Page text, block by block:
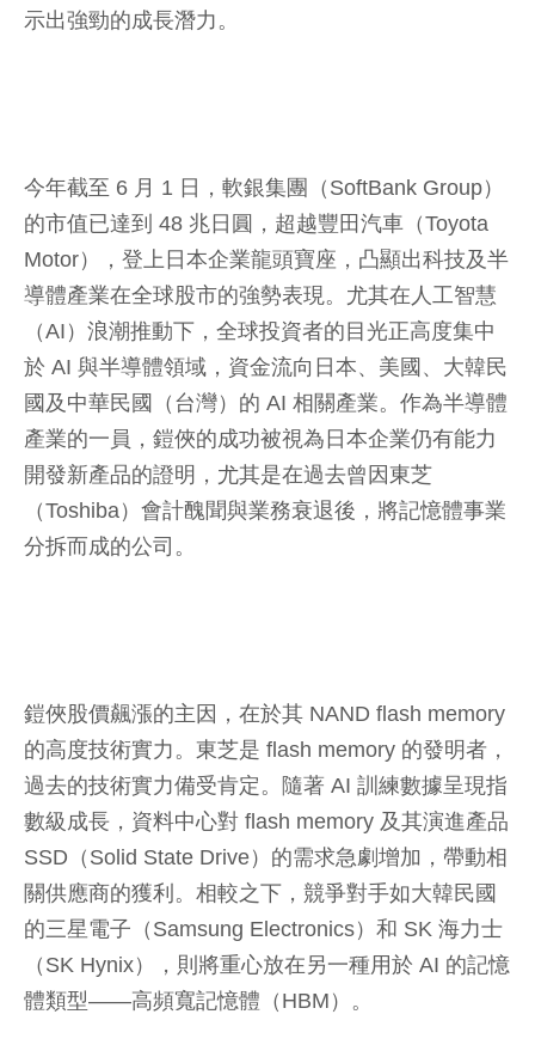
示出強勁的成長潛力。
今年截至 6 月 1 日，軟銀集團（SoftBank Group）
的市值已達到 48 兆日圓，超越豐田汽車（Toyota
Motor），登上日本企業龍頭寶座，凸顯出科技及半
導體產業在全球股市的強勢表現。尤其在人工智慧
（AI）浪潮推動下，全球投資者的目光正高度集中
於 AI 與半導體領域，資金流向日本、美國、大韓民
國及中華民國（台灣）的 AI 相關產業。作為半導體
產業的一員，鎧俠的成功被視為日本企業仍有能力
開發新產品的證明，尤其是在過去曾因東芝
（Toshiba）會計醜聞與業務衰退後，將記憶體事業
分拆而成的公司。
鎧俠股價飆漲的主因，在於其 NAND flash memory
的高度技術實力。東芝是 flash memory 的發明者，
過去的技術實力備受肯定。隨著 AI 訓練數據呈現指
數級成長，資料中心對 flash memory 及其演進產品
SSD（Solid State Drive）的需求急劇增加，帶動相
關供應商的獲利。相較之下，競爭對手如大韓民國
的三星電子（Samsung Electronics）和 SK 海力士
（SK Hynix），則將重心放在另一種用於 AI 的記憶
體類型——高頻寬記憶體（HBM）。